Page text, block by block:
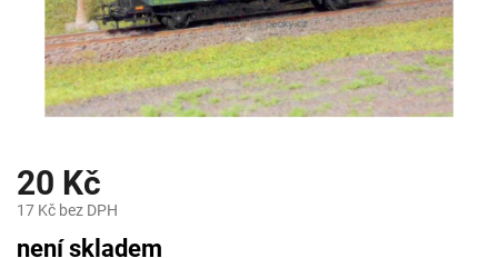
20 Kč
17 Kč bez DPH
není skladem